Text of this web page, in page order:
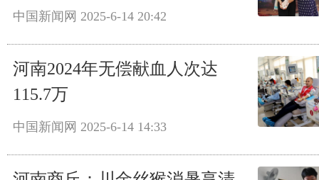
中国新闻网 2025-6-14 20:42
河南2024年无偿献血人次达
115.7万
中国新闻网 2025-6-14 14:33